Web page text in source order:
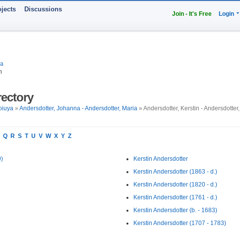
Join - It's Free Login
Discussions
» Andersdotter, Johanna - Andersdotter, Maria » Andersdotter, Kerstin - Andersdotter,
Q R S T U V W X Y Z
Kerstin Andersdotter
Kerstin Andersdotter (1863 - d.)
Kerstin Andersdotter (1820 - d.)
Kerstin Andersdotter (1761 - d.)
Kerstin Andersdotter (b. - 1683)
Kerstin Andersdotter (1707 - 1783)